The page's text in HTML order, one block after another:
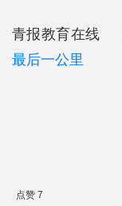
青报教育在线
最后一公里
点赞 7